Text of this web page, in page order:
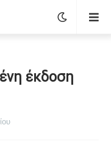
έκδοση